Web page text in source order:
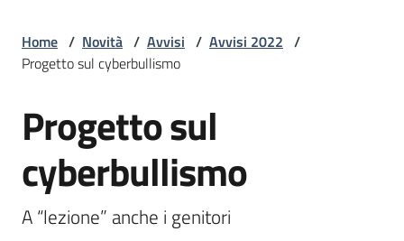
Novità
Menu selezionato
Servizi
Vivere
Home / Novità / Avvisi / Avvisi 2022 /
Progetto sul cyberbullismo
Salta al contenuto
Progetto sul
cyberbullismo
A “lezione” anche i genitori